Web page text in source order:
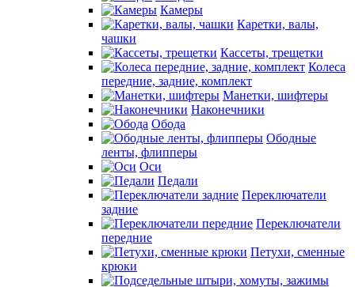
Камеры
Каретки, валы,
чашки
Кассеты, трещетки
Колеса
передние, задние, комплект
Манетки, шифтеры
Наконечники
Обода
Ободные
ленты, флипперы
Оси
Педали
Переключатели
задние
Переключатели
передние
Петухи, сменные
крюки